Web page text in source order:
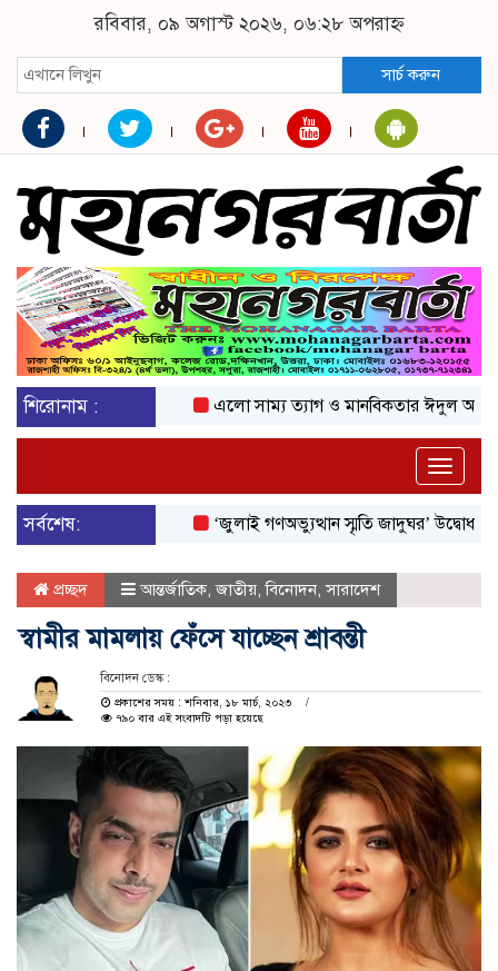
রবিবার, ০৯ অগাস্ট ২০২৬, ০৬:২৮ অপরাহ্ন
সার্চ করুন
শিরোনাম : এলো সাম্য ত্যাগ ও মানবিকতার ঈদুল আজহা
Toggle
সর্বশেষ:
‘জুলাই গণঅভ্যুত্থান স্মৃতি জাদুঘর’ উদ্বোধন করলেন
প্রচ্ছদ আন্তর্জাতিক,জাতীয়,বিনোদন,সারাদেশ
স্বামীর মামলায় ফেঁসে যাচ্ছেন শ্রাবন্তী
বিনোদন ডেস্ক :
প্রকাশের সময় : শনিবার, ১৮ মার্চ, ২০২৩
৭৯০ বার এই সংবাদটি পড়া হয়েছে